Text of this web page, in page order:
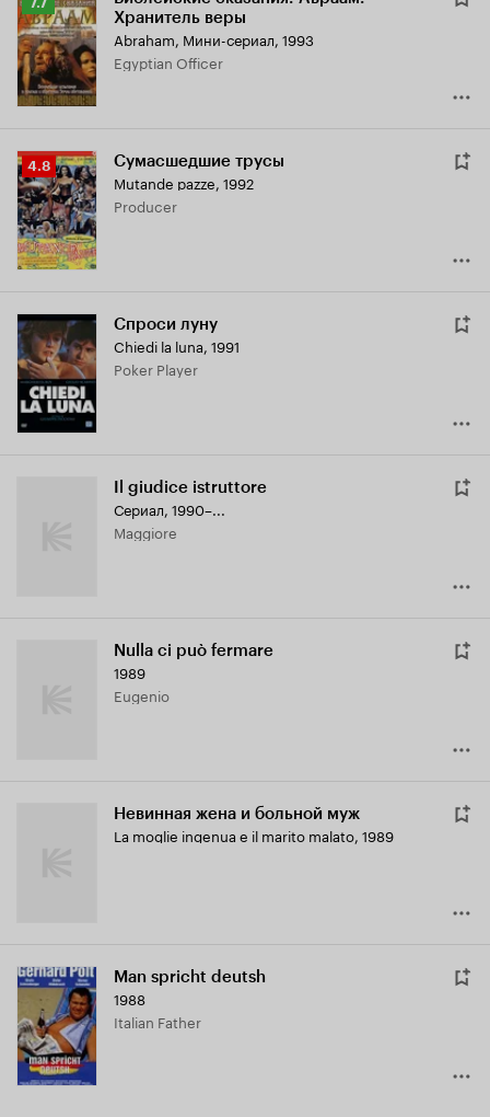
Кинопоиска
7.7
Хранитель веры
Abraham, Мини-сериал, 1993
Egyptian Officer
Рейтинг
Кинопоиска
4.8
4.8 Сумасшедшие трусы
Mutande pazze, 1992
Producer
Спроси луну
Chiedi la luna, 1991
Poker Player
Il giudice istruttore
Сериал, 1990–...
Maggiore
Nulla ci può fermare
1989
Eugenio
Невинная жена и больной муж
La moglie ingenua e il marito malato, 1989
Man spricht deutsh
1988
Italian Father